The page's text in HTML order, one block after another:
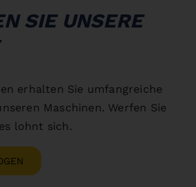
SIE UNSERE
erhalten Sie umfangreiche
Maschinen. Werfen Sie
lohnt sich.